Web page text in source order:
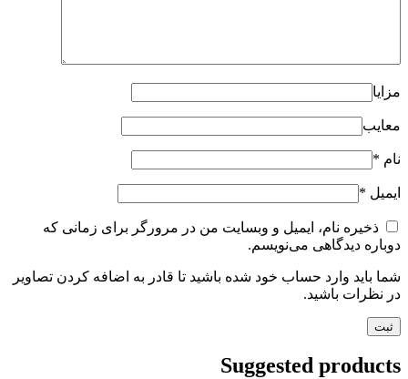
مزایا
معایب
نام *
ایمیل *
ذخیره نام، ایمیل و وبسایت من در مرورگر برای زمانی که
دوباره دیدگاهی می‌نویسم.
شما باید وارد حساب خود شده باشید تا قادر به اضافه کردن تصاویر
در نظرات باشید.
Suggested products